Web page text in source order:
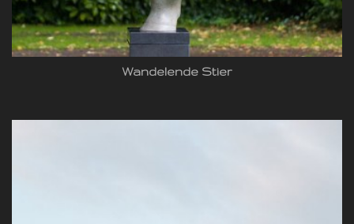
Wandelende Stier